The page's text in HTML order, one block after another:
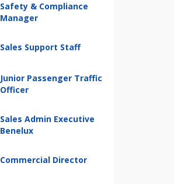
Safety & Compliance
Manager
Sales Support Staff
Junior Passenger Traffic
Officer
Sales Admin Executive
Benelux
Commercial Director